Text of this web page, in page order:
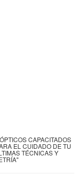
CAPACITADOS
EL CUIDADO DE TU
TÉCNICAS Y